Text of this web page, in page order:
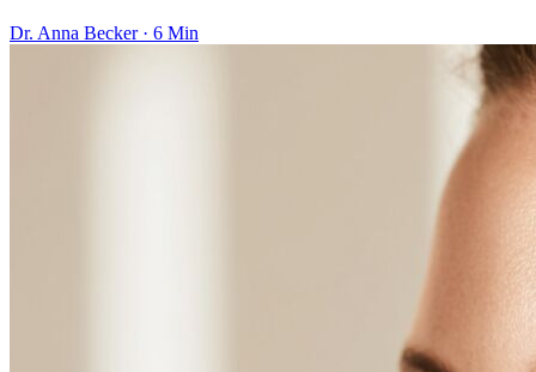
Dr. Anna Becker · 6 Min